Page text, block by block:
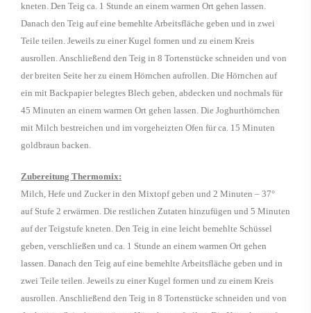
kneten. Den Teig ca. 1 Stunde an einem warmen Ort gehen lassen.
Danach den Teig auf eine bemehlte Arbeitsfläche geben und in zwei
Teile teilen. Jeweils zu einer Kugel formen und zu einem Kreis
ausrollen. Anschließend den Teig in 8 Tortenstücke schneiden und von
der breiten Seite her zu einem Hörnchen aufrollen. Die Hörnchen auf
ein mit Backpapier belegtes Blech geben, abdecken und nochmals für
45 Minuten an einem warmen Ort gehen lassen. Die Joghurthörnchen
mit Milch bestreichen und im vorgeheizten Ofen für ca. 15 Minuten
goldbraun backen.
Zubereitung Thermomix:
Milch, Hefe und Zucker in den Mixtopf geben und 2 Minuten – 37°
auf Stufe 2 erwärmen. Die restlichen Zutaten hinzufügen und 5 Minuten
auf der Teigstufe kneten. Den Teig in eine leicht bemehlte Schüssel
geben, verschließen und ca. 1 Stunde an einem warmen Ort gehen
lassen. Danach den Teig auf eine bemehlte Arbeitsfläche geben und in
zwei Teile teilen. Jeweils zu einer Kugel formen und zu einem Kreis
ausrollen. Anschließend den Teig in 8 Tortenstücke schneiden und von